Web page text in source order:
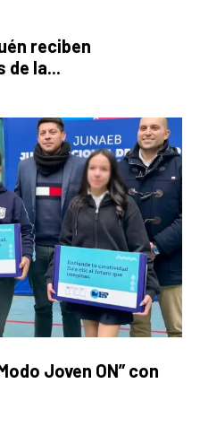
reciben
de la...
Joven ON” con